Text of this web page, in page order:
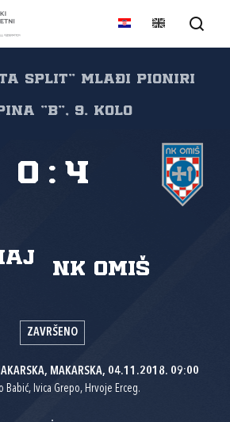
SPLIT" Mlađi pioniri
"B", 9. kolo
NK Omiš
0 : 4
ZAVRŠENO
MAKARSKA, 04.11.2018. 09:00
Babić, Ivica Grepo, Hrvoje Erceg.